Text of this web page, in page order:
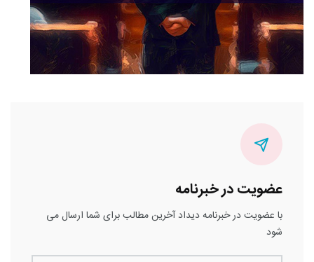
عضویت در خبرنامه
با عضویت در خبرنامه دیداد آخرین مطالب برای شما ارسال می
شود